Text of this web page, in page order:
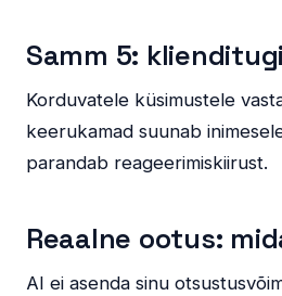
Samm 5: klienditugi
Korduvatele küsimustele
keerukamad suunab
parandab reageerimiskiirust.
Reaalne ootus:
AI ei asenda sinu